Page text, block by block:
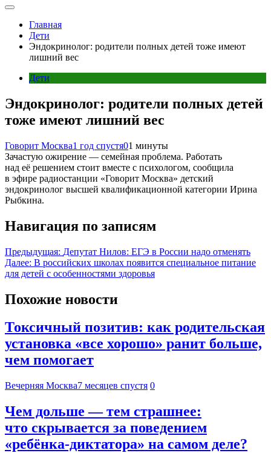
Главная
Дети
Эндокринолог: родители полных детей тоже имеют
лишний вес
Дети
Эндокринолог: родители полных детей
тоже имеют лишний вес
Говорит Москва1 год спустя01 минуты
Зачастую ожирение — семейная проблема. Работать
над её решением стоит вместе с психологом, сообщила
в эфире радиостанции «Говорит Москва» детский
эндокринолог высшей квалификационной категории Ирина
Рыбкина.
Навигация по записям
Предыдущая: Депутат Нилов: ЕГЭ в России надо отменять
Далее: В российских школах появится специальное питание
для детей с особенностями здоровья
Похожие новости
Токсичный позитив: как родительская
установка «все хорошо» ранит больше,
чем помогает
Вечерняя Москва7 месяцев спустя 0
Чем дольше — тем страшнее:
что скрывается за поведением
«ребёнка-диктатора» на самом деле?